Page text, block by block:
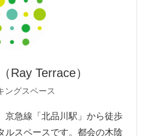
Ray Terrace）
ングスペース
京急線「北品川駅」から徒歩
ルスペースです。都会の木陰